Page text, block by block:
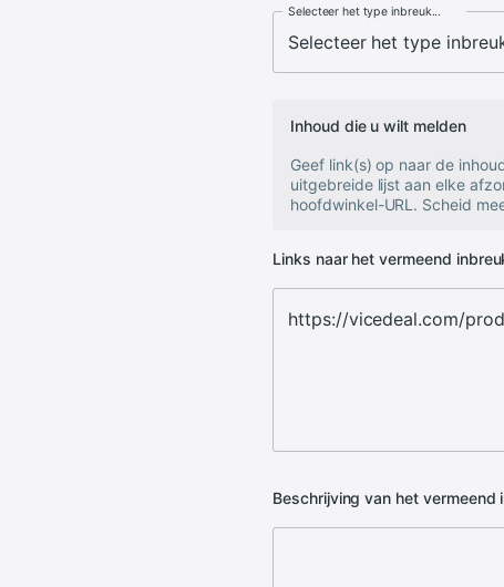
Selecteer het type inbreuk...
Inhoud die u wilt melden
Geef link(s) op naar de
uitgebreide lijst aan elke
hoofdwinkel-URL. Scheid
Links naar het vermeend
Beschrijving van het vermeend